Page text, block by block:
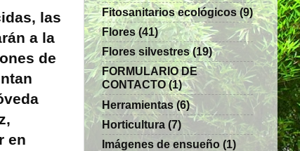
las
a la
de
en
Fitosanitarios ecológicos (9)
Flores (41)
Flores silvestres (19)
FORMULARIO DE
CONTACTO (1)
Herramientas (6)
Horticultura (7)
Imágenes de ensueño (1)